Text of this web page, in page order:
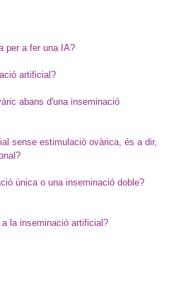
per a fer una IA?
artificial?
abans d'una inseminació
sense estimulació ovàrica, és a dir,
única o una inseminació doble?
la inseminació artificial?